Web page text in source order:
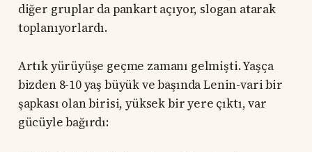
diğer gruplar da pankart açıyor, slogan atarak
toplanıyorlardı.
Artık yürüyüşe geçme zamanı gelmişti. Yaşça
bizden 8-10 yaş büyük ve başında Lenin-vari bir
şapkası olan birisi, yüksek bir yere çıktı, var
gücüyle bağırdı: